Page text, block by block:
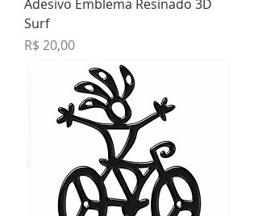
Adesivo Emblema Resinado 3D
Surf
Preço
R$ 20,00